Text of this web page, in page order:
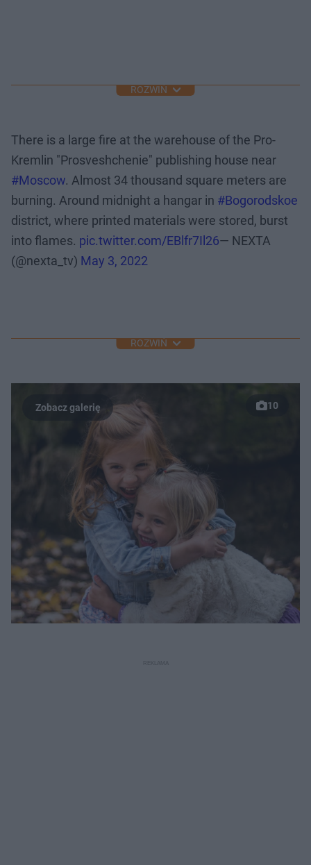
ROZWIŃ
There is a large fire at the warehouse of the Pro-
Kremlin "Prosveshchenie" publishing house near
#Moscow. Almost 34 thousand square meters are
burning. Around midnight a hangar in #Bogorodskoe
district, where printed materials were stored, burst
into flames. pic.twitter.com/EBlfr7Il26— NEXTA
(@nexta_tv) May 3, 2022
ROZWIŃ
10